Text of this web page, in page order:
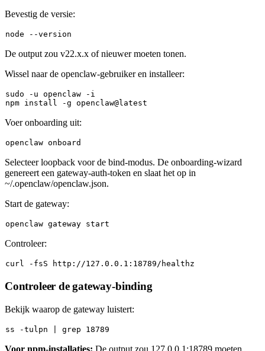
Bevestig de versie:
De output zou v22.x.x of nieuwer moeten tonen.
Wissel naar de openclaw-gebruiker en installeer:
sudo -u openclaw -i
Voer onboarding uit:
Selecteerloopback voor de bind-modus. De onboarding-wizard
genereert een gateway-auth-token en slaat het op in
~/.openclaw/openclaw.json.
Start de gateway:
Controleer:
Controleer de gateway-binding
Bekijk waarop de gateway luistert:
Voor npm-installaties: De output zou 127.0.0.1:18789 moeten